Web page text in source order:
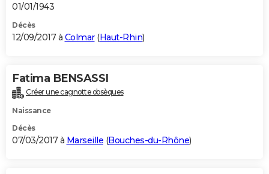
01/01/1943
Décès
12/09/2017 à Colmar(Haut-Rhin)
Fatima BENSASSI
Créer une cagnotte obsèques
Naissance
Décès
07/03/2017 à Marseille (Bouches-du-Rhône)